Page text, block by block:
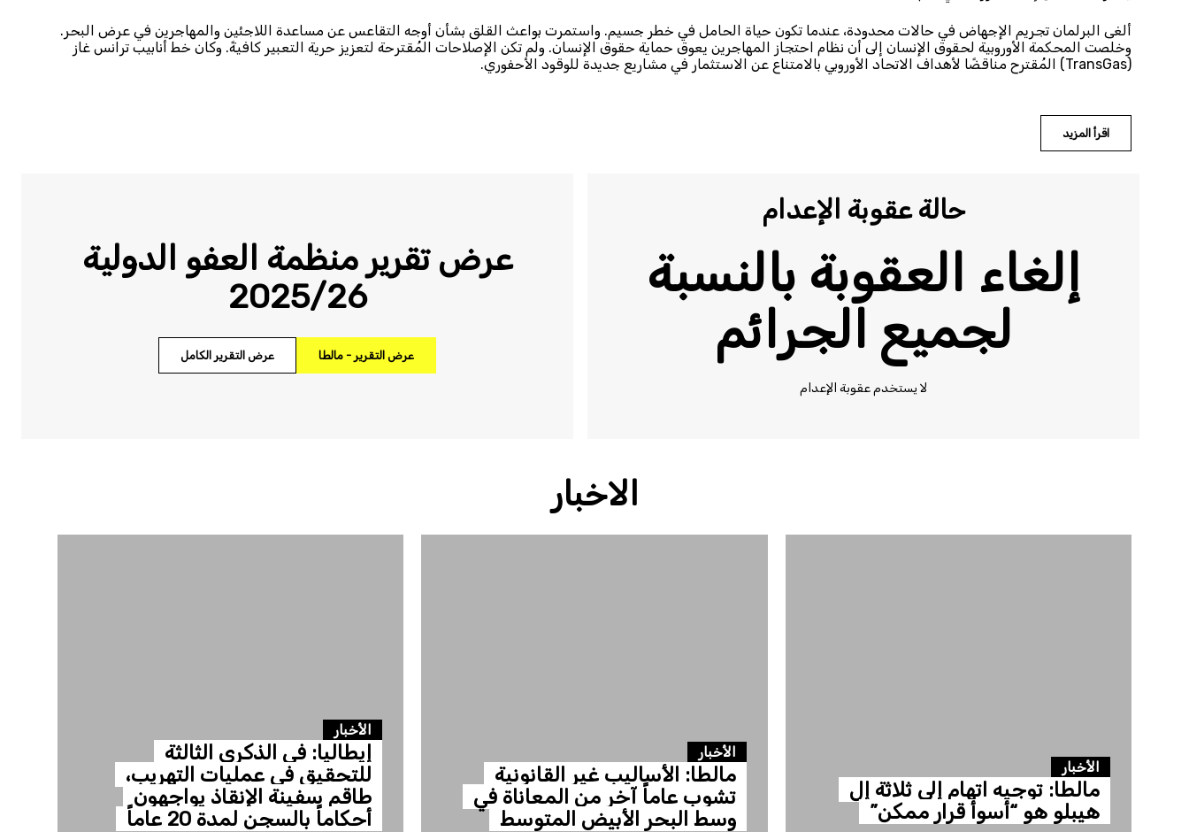
ألغى البرلمان تجريم الإجهاض في حالات محدودة، عندما تكون حياة الحامل في خطر جسيم. واستمرت بواعث القلق بشأن أوجه التقاعس عن مساعدة اللاجئين والمهاجرين في عرض البحر.
وخلصت المحكمة الأوروبية لحقوق الإنسان إلى أن نظام احتجاز المهاجرين يعوق حماية حقوق الإنسان. ولم تكن الإصلاحات المُقترحة لتعزيز حرية التعبير كافيةً. وكان خط أنابيب ترانس غاز
(TransGas) المُقترح مناقضًا لأهداف الاتحاد الأوروبي بالامتناع عن الاستثمار في مشاريع جديدة للوقود الأحفوري.
اقرأ المزيد
حالة عقوبة الإعدام
إلغاء العقوبة بالنسبة
لجميع الجرائم
لا يستخدم عقوبة الإعدام
عرض تقرير منظمة العفو الدولية
2025/26
عرض التقرير - مالطا عرض التقرير الكامل
الاخبار
الأخبار
مالطا: توجيه اتهام إلى ثلاثة إل
هيبلو هو “أسوأ قرار ممكن”
الأخبار
مالطا: الأساليب غير القانونية
تشوب عاماً آخر من المعاناة في
وسط البحر الأبيض المتوسط
الأخبار
إيطاليا: في الذكرى الثالثة
للتحقيق في عمليات التهريب،
طاقم سفينة الإنقاذ يواجهون
أحكاماً بالسجن لمدة 20 عاماً